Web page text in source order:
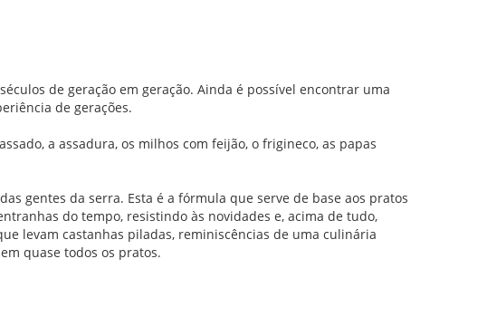
de geração em geração. Ainda é possível encontrar uma
de gerações.
a assadura, os milhos com feijão, o frigineco, as papas
gentes da serra. Esta é a fórmula que serve de base aos pratos
do tempo, resistindo às novidades e, acima de tudo,
levam castanhas piladas, reminiscências de uma culinária
quase todos os pratos.